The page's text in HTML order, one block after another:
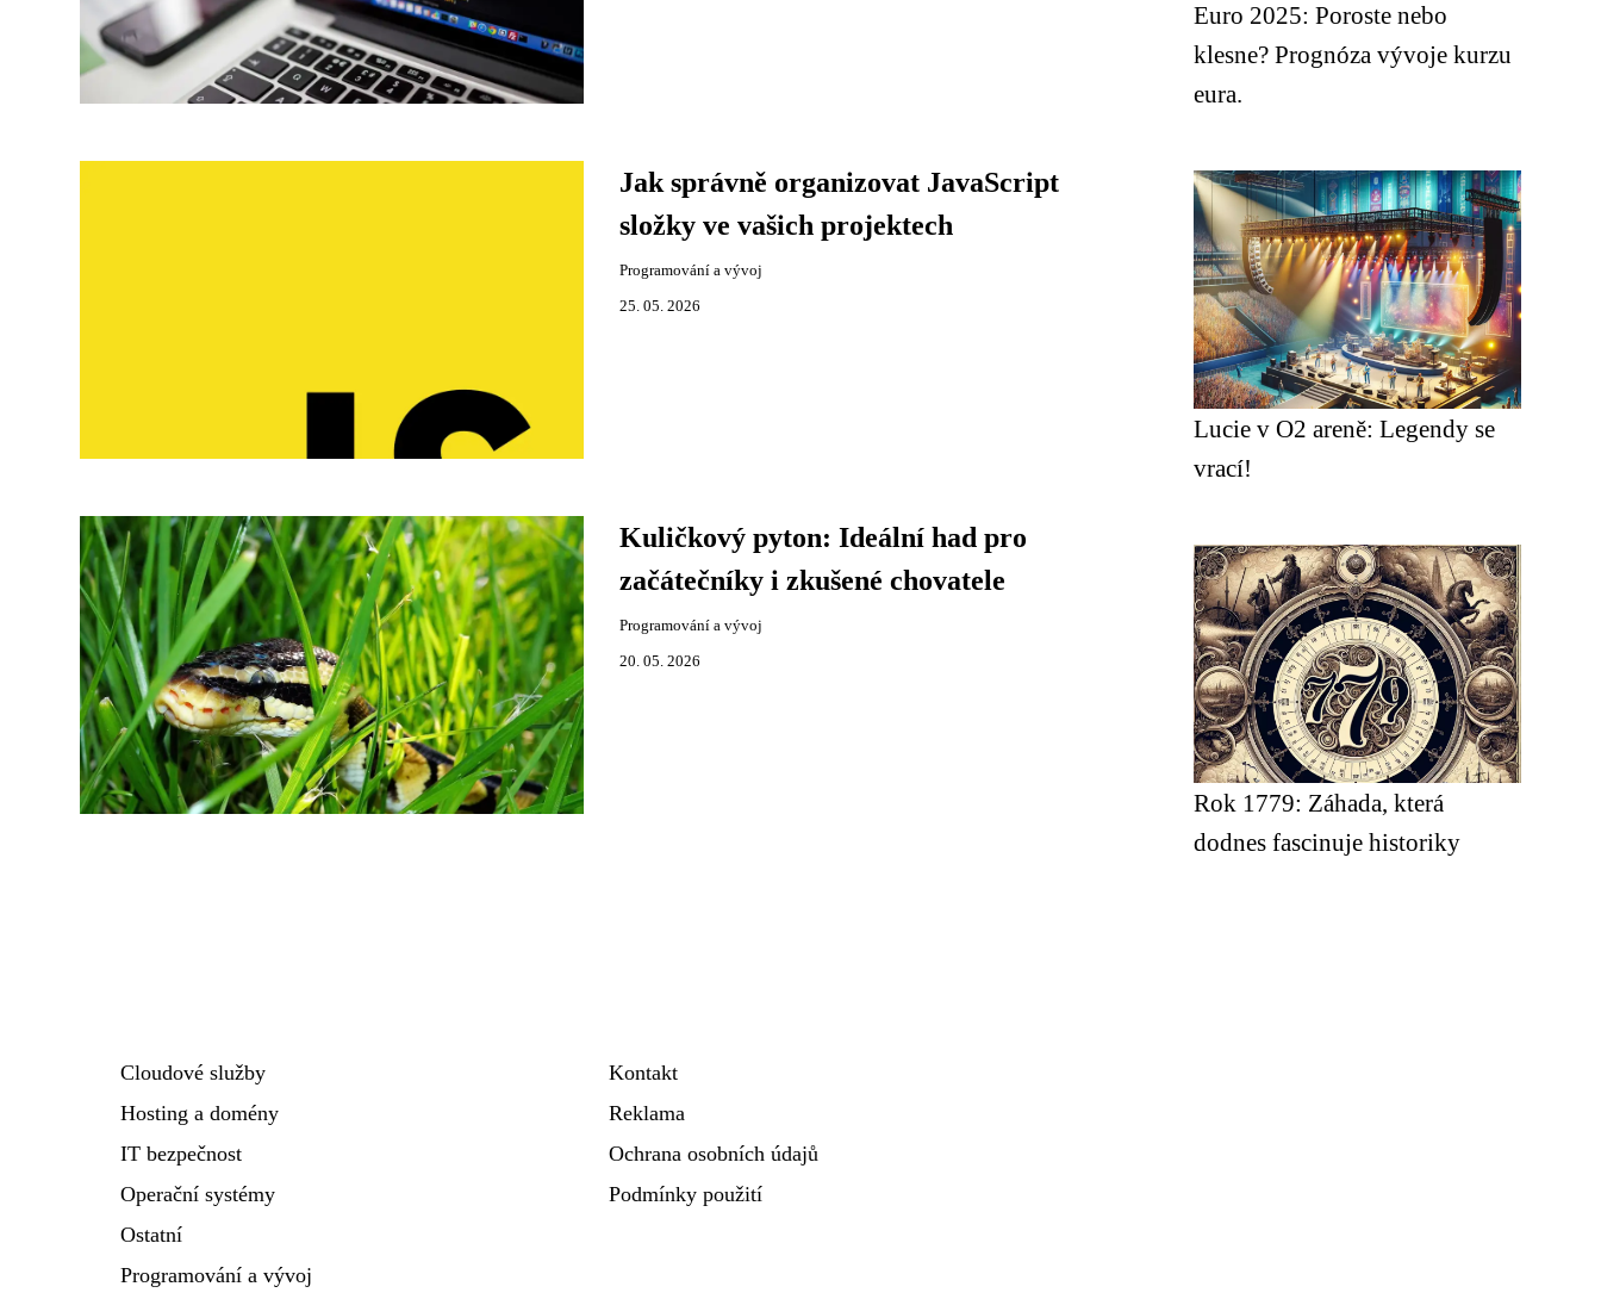
Jak správně organizovat JavaScript
složky ve vašich projektech
Programování a vývoj
25. 05. 2026
Kuličkový pyton: Ideální had pro
začátečníky i zkušené chovatele
Programování a vývoj
20. 05. 2026
Euro 2025: Poroste nebo
klesne? Prognóza vývoje kurzu
eura.
Lucie v O2 areně: Legendy se
vrací!
Rok 1779: Záhada, která
dodnes fascinuje historiky
Cloudové služby
Hosting a domény
IT bezpečnost
Operační systémy
Ostatní
Programování a vývoj
Kontakt
Reklama
Ochrana osobních údajů
Podmínky použití